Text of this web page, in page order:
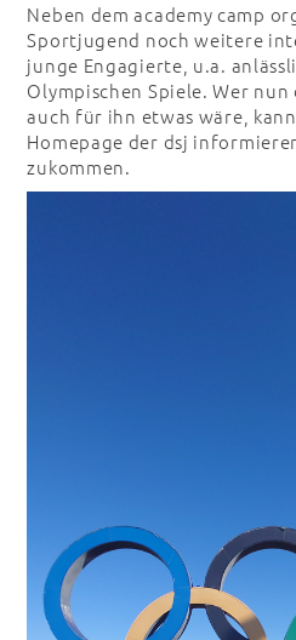
Neben dem academy camp
Sportjugend noch weitere
junge Engagierte, u.a.
Olympischen Spiele. Wer nun
auch für ihn etwas wäre,
Homepage der dsj
zukommen.